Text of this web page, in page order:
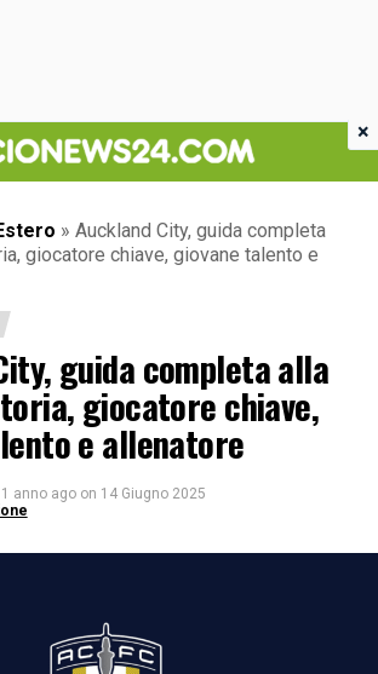
» Auckland City, guida completa
giocatore chiave, giovane talento e
guida completa alla
giocatore chiave,
e allenatore
1 anno ago on 14 Giugno 2025
×